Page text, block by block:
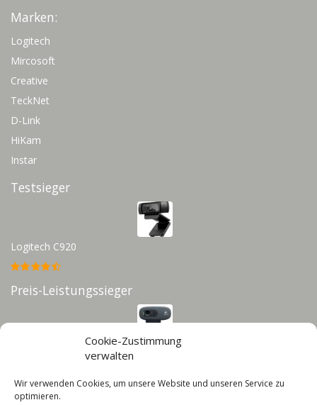
Cookie-Zustimmung
verwalten
Wir verwenden Cookies, um unsere Website und unseren Service zu
optimieren.
Marken:
Logitech
Mircosoft
Creative
TeckNet
D-Link
HiKam
Instar
Testsieger
Logitech C920
Preis-Leistungssieger
Infos